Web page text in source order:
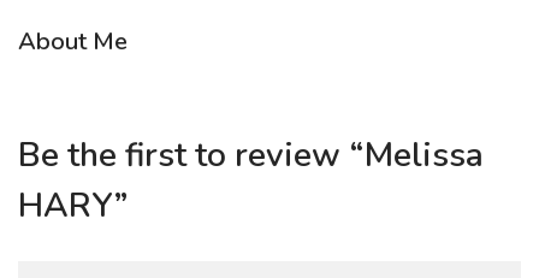
About Me
Be the first to review “Melissa
HARY”